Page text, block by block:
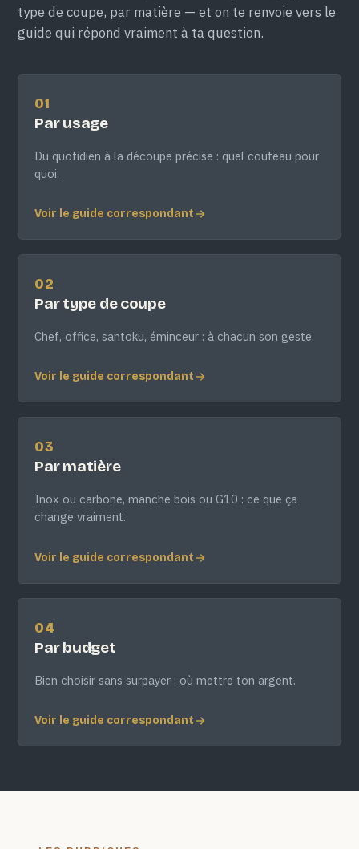
type de coupe, par matière — et on te renvoie vers le
guide qui répond vraiment à ta question.
01
Par usage
Du quotidien à la découpe précise : quel couteau pour
quoi.
Voir le guide correspondant
02
Par type de coupe
Chef, office, santoku, éminceur : à chacun son geste.
Voir le guide correspondant
03
Par matière
Inox ou carbone, manche bois ou G10 : ce que ça
change vraiment.
Voir le guide correspondant
04
Par budget
Bien choisir sans surpayer : où mettre ton argent.
Voir le guide correspondant